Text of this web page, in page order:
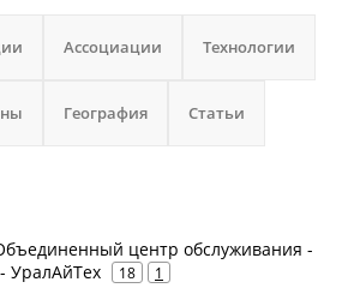
Ассоциации Технологии
География Статьи
центр обслуживания -
УралАйТех
18 1